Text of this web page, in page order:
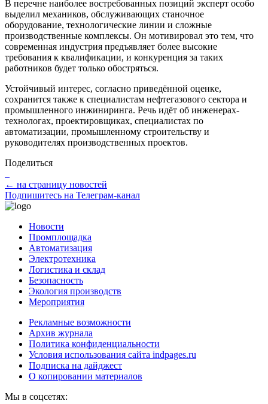
В перечне наиболее востребованных позиций эксперт особо
выделил механиков, обслуживающих станочное
оборудование, технологические линии и сложные
производственные комплексы. Он мотивировал это тем, что
современная индустрия предъявляет более высокие
требования к квалификации, и конкуренция за таких
работников будет только обостряться.
Устойчивый интерес, согласно приведённой оценке,
сохранится также к специалистам нефтегазового сектора и
промышленного инжиниринга. Речь идёт об инженерах-
технологах, проектировщиках, специалистах по
автоматизации, промышленному строительству и
руководителях производственных проектов.
Поделиться
← на страницу новостей
Подпишитесь на Телеграм-канал
Новости
Промплощадка
Автоматизация
Электротехника
Логистика и склад
Безопасность
Экология производств
Мероприятия
Рекламные возможности
Архив журнала
Политика конфиденциальности
Условия использования сайта indpages.ru
Подписка на дайджест
О копировании материалов
Мы в соцсетях: